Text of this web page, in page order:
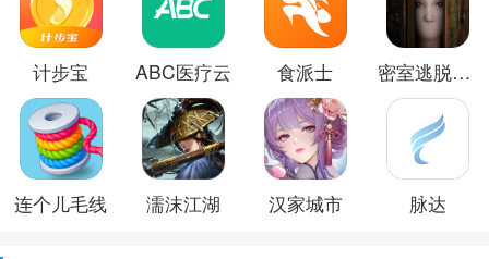
计步宝 ABC医疗云 食派士 密室逃脱逃出办公室3
连个儿毛线 濡沫江湖 汉家城市 脉达